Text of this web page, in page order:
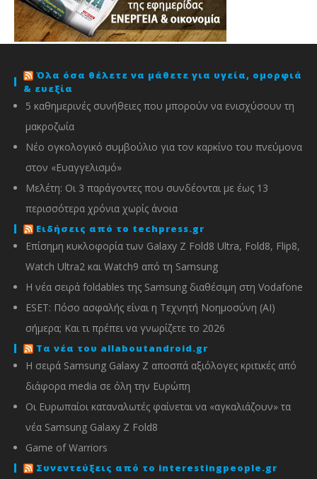
Όλα όσα θέλετε να μάθετε για υγεία, ομορφιά
& ευεξία
5 καθημερινές συνήθειες που μπορούν να ενισχύσουν τη
μακροζωία
Νέο ογκολογικό συμβούλιο για τον καρκίνο του πνεύμονα
στον «Ευαγγελισμό»
Μελέτη: Οι 3 παράγοντες που συνδέονται με έως 13
περισσότερα χρόνια χωρίς άνοια
Ειδήσεις από το techpress.gr
Επίσημη κυκλοφορία των Galaxy Z Fold8 Ultra, Fold8, Flip8,
Watch Ultra2 και Watch9 από τη Samsung
Η νέα σειρά foldables της Samsung διαθέσιμη στη Vodafone
ESET: Πόσο ασφαλής είναι η Τεχνητή Νοημοσύνη (AI)
σήμερα; Και τι πρέπει να γνωρίζετε το 2026
Τα νέα του allaboutandroid.gr
Η σειρά Samsung Galaxy Z αποσπά αξιόλογες κριτικές από
διάφορα media σε όλη την Ευρώπη
Οι Ευρωπαίοι καταναλωτές φαίνεται να «αγκαλιάζουν» τα
νέα Samsung Galaxy Z Fold8
Game of Warriors
Συνεντεύξεις από το interestingpeople.gr